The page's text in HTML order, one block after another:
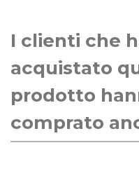
Foil, un materiale
Costruito secondo
essere gonfiato ad aria
I clienti che
acquistato
prodotto
comprato